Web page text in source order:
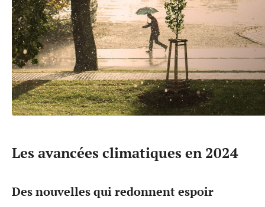
Les avancées climatiques en 2024
Des nouvelles qui redonnent espoir